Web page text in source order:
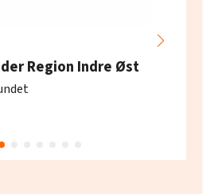
Region Indre Øst